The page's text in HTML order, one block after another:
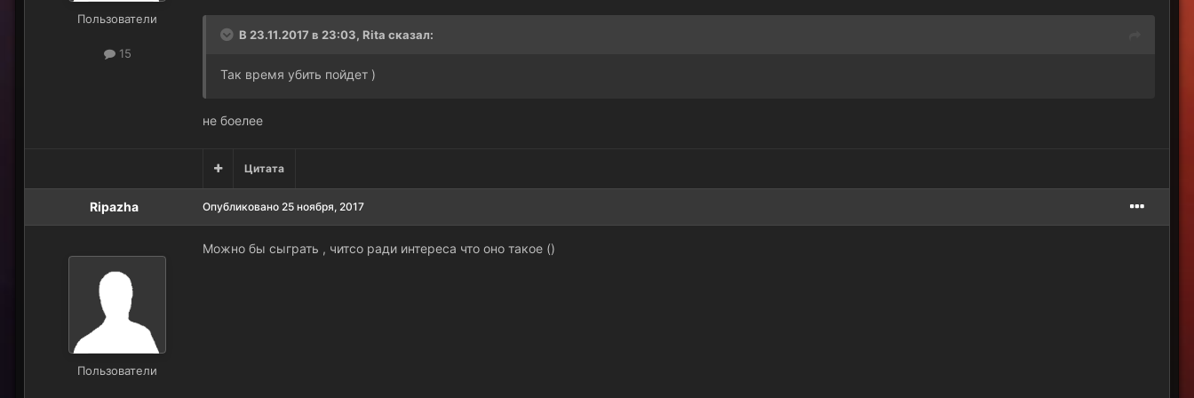
Пользователи
15
В 23.11.2017 в 23:03, Rita сказал:
Так время убить пойдет )
не боелее
Цитата
Ripazha
Пользователи
Опубликовано 25 ноября, 2017
Можно бы сыграть , читсо ради интереса что оно такое ()